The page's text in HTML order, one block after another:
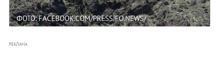
ФОТО: FACEBOOK.COM/PRESSJFO.NEWS/
РЕКЛАМА